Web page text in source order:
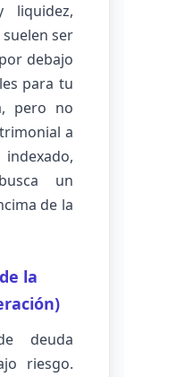
liquidez,
ser
debajo
para tu
pero no
a
un
de la
la
deuda
riesgo.